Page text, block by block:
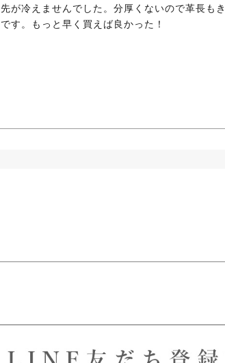
先が冷えませんでした。分厚くないので革長も
です。もっと早く買えば良かった！